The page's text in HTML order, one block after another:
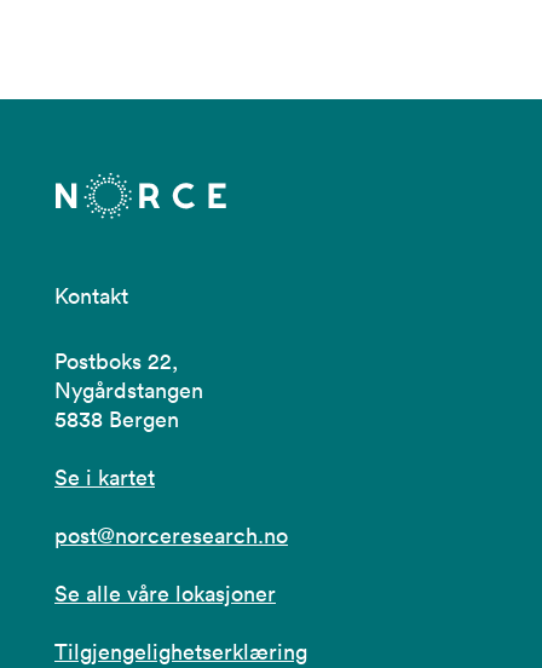
Kontakt
Postboks 22,
Nygårdstangen
5838 Bergen
Se i kartet
post@norceresearch.no
Se alle våre lokasjoner
Tilgjengelighetserklæring